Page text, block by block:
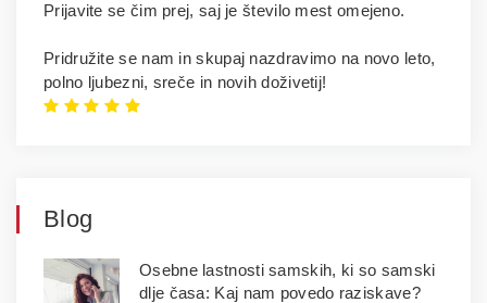
Prijavite se čim prej, saj je število mest omejeno.
Pridružite se nam in skupaj nazdravimo na novo leto,
polno ljubezni, sreče in novih doživetij!
Blog
Osebne lastnosti samskih, ki so samski
dlje časa: Kaj nam povedo raziskave?